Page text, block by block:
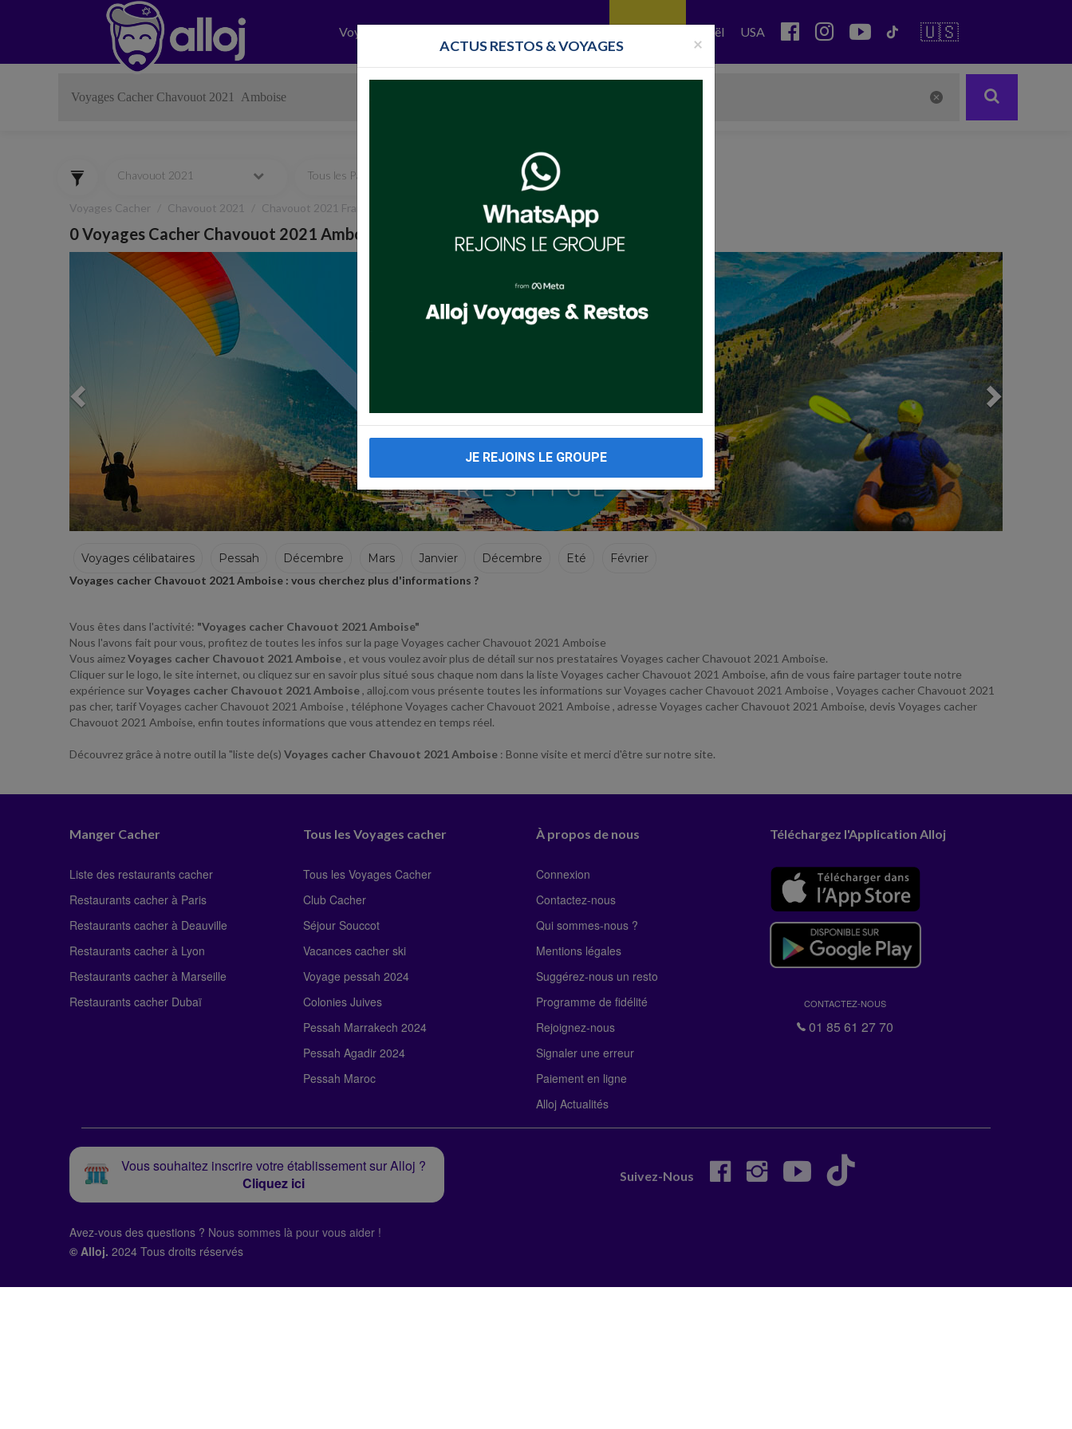
Voyages Israël USA 🇺🇸
Chavouot 2021 Tous les Pays Toutes les surveillances
Voyages Cacher Chavouot 2021 Chavouot 2021 France Chavouot 2021 Amboise
0 Voyages Cacher Chavouot 2021 Amboise
Previous
Next
Voyages célibataires Pessah Décembre Mars Janvier Décembre Eté Février
Voyages cacher Chavouot 2021 Amboise : vous cherchez plus d'informations ?
Vous êtes dans l'activité: "Voyages cacher Chavouot 2021 Amboise"
Nous l'avons fait pour vous, profitez de toutes les infos sur la page Voyages cacher Chavouot 2021 Amboise
Vous aimezVoyages cacher Chavouot 2021 Amboise, et vous voulez avoir plus de détail sur nos prestataires Voyages cacher Chavouot 2021 Amboise.
Cliquer sur le logo, le site internet, ou cliquez sur en savoir plus situé sous chaque nom dans la liste Voyages cacher Chavouot 2021 Amboise, afin de vous faire partager toute notre
expérience surVoyages cacher Chavouot 2021 Amboise, alloj.com vous présente toutes les informations sur Voyages cacher Chavouot 2021 Amboise , Voyages cacher Chavouot 2021
pas cher, tarif Voyages cacher Chavouot 2021 Amboise , téléphone Voyages cacher Chavouot 2021 Amboise , adresse Voyages cacher Chavouot 2021 Amboise, devis Voyages cacher
Chavouot 2021 Amboise, enfin toutes informations que vous attendez en temps réel.
Découvrez grâce à notre outil la "liste de(s) Voyages cacher Chavouot 2021 Amboise : Bonne visite et merci d'être sur notre site.
Manger Cacher
Liste des restaurants cacher
Restaurants cacher à Paris
Restaurants cacher à Deauville
Restaurants cacher à Lyon
Restaurants cacher à Marseille
Restaurants cacher Dubaï
Tous les Voyages cacher
Tous les Voyages Cacher
Club Cacher
Séjour Souccot
Vacances cacher ski
Voyage pessah 2024
Colonies Juives
Pessah Marrakech 2024
Pessah Agadir 2024
Pessah Maroc
À propos de nous
Connexion
Contactez-nous
Qui sommes-nous ?
Mentions légales
Suggérez-nous un resto
Programme de fidélité
Rejoignez-nous
Signaler une erreur
Paiement en ligne
Alloj Actualités
Téléchargez l'Application Alloj
CONTACTEZ-NOUS
01 85 61 27 70
Vous souhaitez inscrire votre établissement sur Alloj ?
Cliquez ici
Suivez-Nous
Avez-vous des questions ? Nous sommes là pour vous aider !
© Alloj. 2024 Tous droits réservés
×
ACTUS RESTOS & VOYAGES
JE REJOINS LE GROUPE